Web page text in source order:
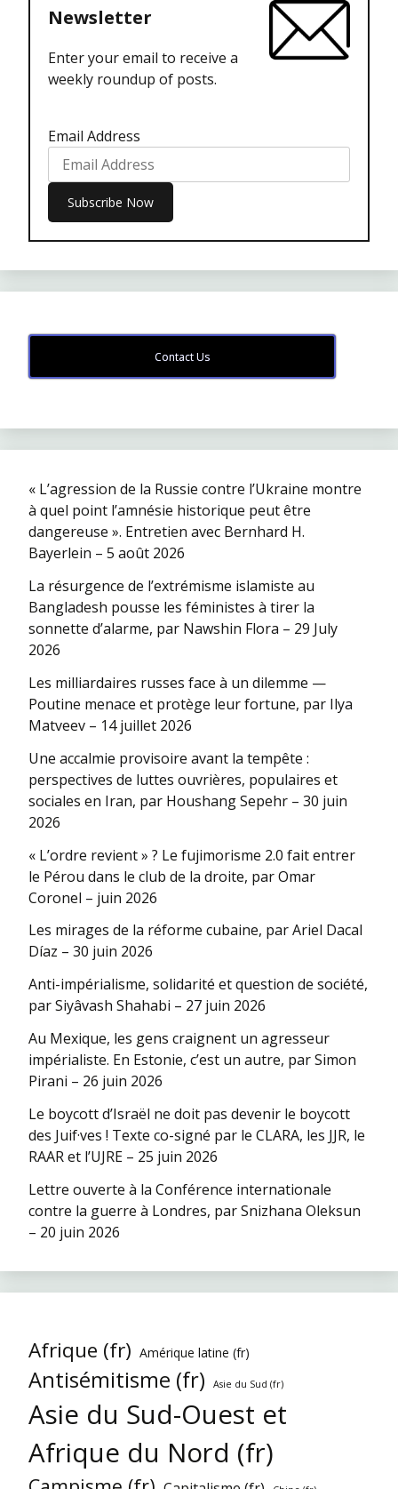
Newsletter
Enter your email to receive a
weekly roundup of posts.
Email Address
Contact Us
« L’agression de la Russie contre l’Ukraine montre
à quel point l’amnésie historique peut être
dangereuse ». Entretien avec Bernhard H.
Bayerlein – 5 août 2026
La résurgence de l’extrémisme islamiste au
Bangladesh pousse les féministes à tirer la
sonnette d’alarme, par Nawshin Flora – 29 July
2026
Les milliardaires russes face à un dilemme —
Poutine menace et protège leur fortune, par Ilya
Matveev – 14 juillet 2026
Une accalmie provisoire avant la tempête :
perspectives de luttes ouvrières, populaires et
sociales en Iran, par Houshang Sepehr – 30 juin
2026
« L’ordre revient » ? Le fujimorisme 2.0 fait entrer
le Pérou dans le club de la droite, par Omar
Coronel – juin 2026
Les mirages de la réforme cubaine, par Ariel Dacal
Díaz – 30 juin 2026
Anti-impérialisme, solidarité et question de société,
par Siyâvash Shahabi – 27 juin 2026
Au Mexique, les gens craignent un agresseur
impérialiste. En Estonie, c’est un autre, par Simon
Pirani – 26 juin 2026
Le boycott d’Israël ne doit pas devenir le boycott
des Juif·ves ! Texte co-signé par le CLARA, les JJR, le
RAAR et l’UJRE – 25 juin 2026
Lettre ouverte à la Conférence internationale
contre la guerre à Londres, par Snizhana Oleksun
– 20 juin 2026
Afrique (fr) Amérique latine (fr)
Antisémitisme (fr) Asie du Sud (fr)
Asie du Sud-Ouest et
Afrique du Nord (fr)